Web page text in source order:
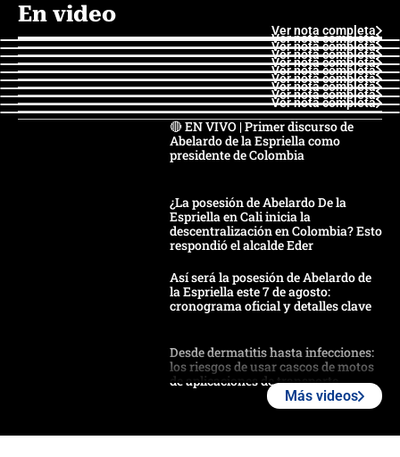
En video
Ver nota completa
Ver nota completa
Ver nota completa
Ver nota completa
Ver nota completa
Ver nota completa
Ver nota completa
Ver nota completa
Ver nota completa
Ver nota completa
🔴 EN VIVO | Primer discurso de
Abelardo de la Espriella como
presidente de Colombia
¿La posesión de Abelardo De la
Espriella en Cali inicia la
descentralización en Colombia? Esto
respondió el alcalde Eder
Así será la posesión de Abelardo de
la Espriella este 7 de agosto:
cronograma oficial y detalles clave
Desde dermatitis hasta infecciones:
los riesgos de usar cascos de motos
de aplicaciones de transporte
Más videos